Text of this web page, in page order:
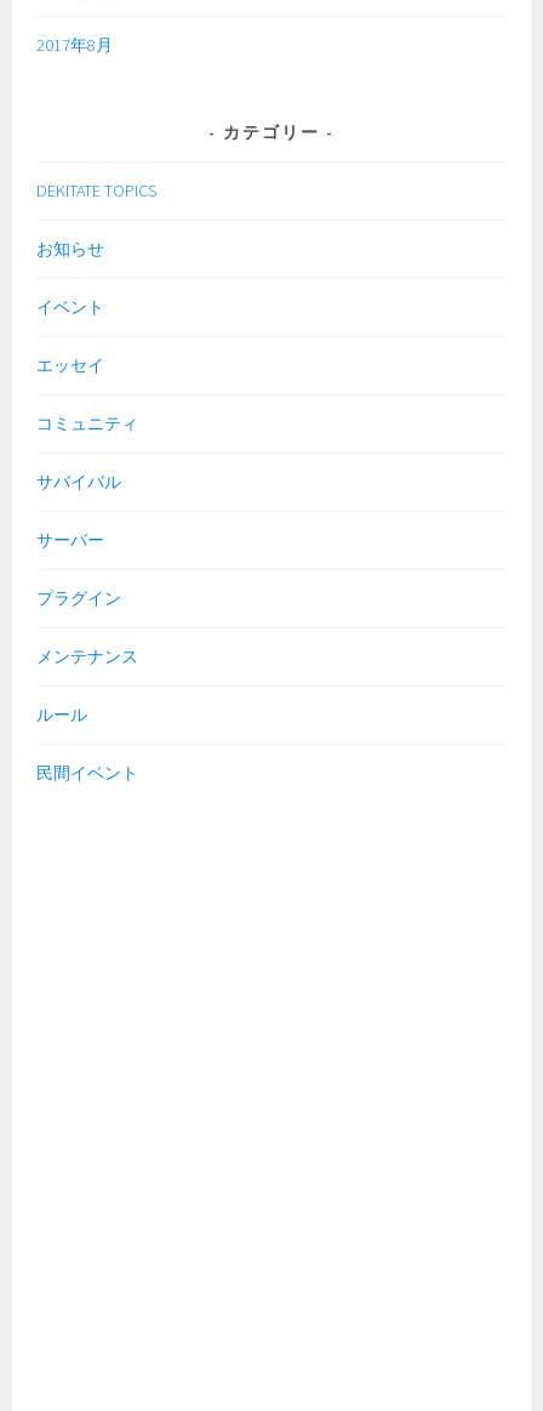
2017年8月
カテゴリー
DEKITATE TOPICS
お知らせ
イベント
エッセイ
コミュニティ
サバイバル
サーバー
プラグイン
メンテナンス
ルール
民間イベント